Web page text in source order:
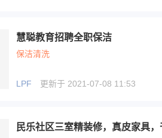
慧聪教育招聘全职保洁
保洁清洗
LPF 更新于 2021-07-08 11:53
民乐社区三室精装修，真皮家具